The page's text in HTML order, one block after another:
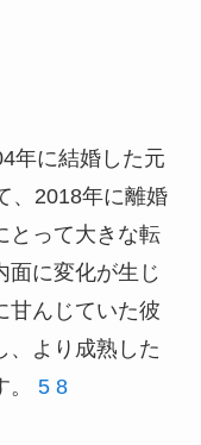
年に結婚した元
、2018年に離婚
とって大きな転
面に変化が生じ
甘んじていた彼
、より成熟した
。 5 8